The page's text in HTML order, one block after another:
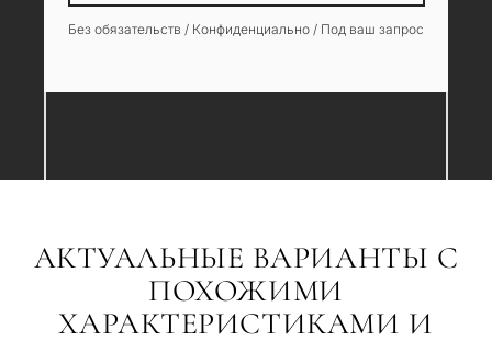
Без обязательств / Конфиденциально / Под ваш запрос
АКТУАЛЬНЫЕ ВАРИАНТЫ С
ПОХОЖИМИ
ХАРАКТЕРИСТИКАМИ И